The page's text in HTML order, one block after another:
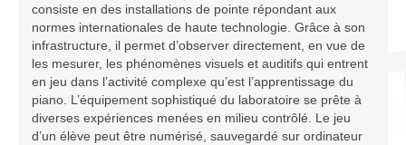
Équipe
Infrastructure
Programmes
Publications
consiste en des installations de pointe répondant aux
normes internationales de haute technologie. Grâce à son
infrastructure, il permet d’observer directement, en vue de
les mesurer, les phénomènes visuels et auditifs qui entrent
en jeu dans l’activité complexe qu’est l’apprentissage du
piano. L’équipement sophistiqué du laboratoire se prête à
diverses expériences menées en milieu contrôlé. Le jeu
d’un élève peut être numérisé, sauvegardé sur ordinateur